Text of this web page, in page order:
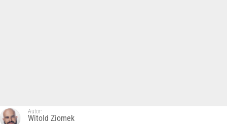
Autor:
Witold Ziomek